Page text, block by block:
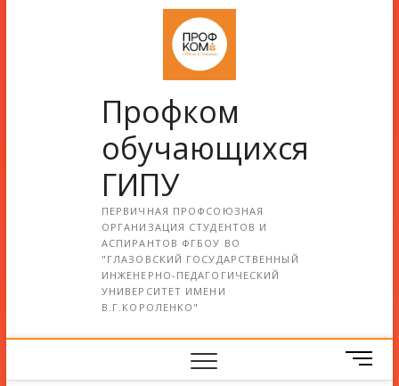
Профком
обучающихся
ГИПУ
ПЕРВИЧНАЯ ПРОФСОЮЗНАЯ
ОРГАНИЗАЦИЯ СТУДЕНТОВ И
АСПИРАНТОВ ФГБОУ ВО
"ГЛАЗОВСКИЙ ГОСУДАРСТВЕННЫЙ
ИНЖЕНЕРНО-ПЕДАГОГИЧЕСКИЙ
УНИВЕРСИТЕТ ИМЕНИ
В.Г.КОРОЛЕНКО"
М
е